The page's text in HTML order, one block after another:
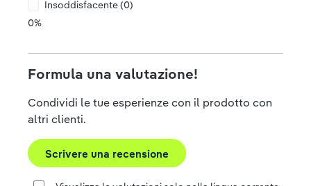
Insoddisfacente (0)
0%
Formula una valutazione!
Condividi le tue esperienze con il prodotto con
altri clienti.
Scrivere una recensione